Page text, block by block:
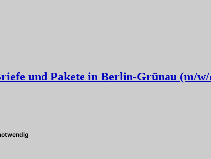
und Pakete in Berlin-Grünau (m/w/